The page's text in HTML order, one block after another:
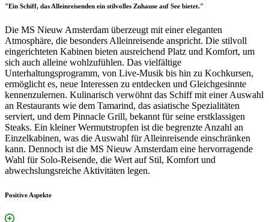
"Ein Schiff, das Alleinreisenden ein stilvolles Zuhause auf See bietet."
Die MS Nieuw Amsterdam überzeugt mit einer eleganten
Atmosphäre, die besonders Alleinreisende anspricht. Die stilvoll
eingerichteten Kabinen bieten ausreichend Platz und Komfort, um
sich auch alleine wohlzufühlen. Das vielfältige
Unterhaltungsprogramm, von Live-Musik bis hin zu Kochkursen,
ermöglicht es, neue Interessen zu entdecken und Gleichgesinnte
kennenzulernen. Kulinarisch verwöhnt das Schiff mit einer Auswahl
an Restaurants wie dem Tamarind, das asiatische Spezialitäten
serviert, und dem Pinnacle Grill, bekannt für seine erstklassigen
Steaks. Ein kleiner Wermutstropfen ist die begrenzte Anzahl an
Einzelkabinen, was die Auswahl für Alleinreisende einschränken
kann. Dennoch ist die MS Nieuw Amsterdam eine hervorragende
Wahl für Solo-Reisende, die Wert auf Stil, Komfort und
abwechslungsreiche Aktivitäten legen.
Positive Aspekte